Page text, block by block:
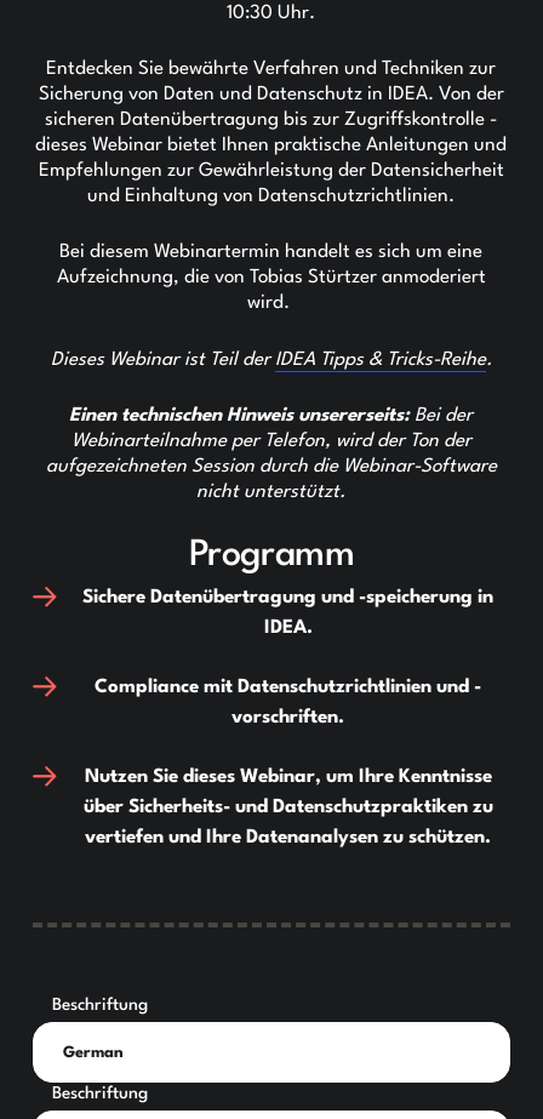
10:30 Uhr.
Entdecken Sie bewährte Verfahren und Techniken zur
Sicherung von Daten und Datenschutz in IDEA. Von der
sicheren Datenübertragung bis zur Zugriffskontrolle -
dieses Webinar bietet Ihnen praktische Anleitungen und
Empfehlungen zur Gewährleistung der Datensicherheit
und Einhaltung von Datenschutzrichtlinien.
Bei diesem Webinartermin handelt es sich um eine
Aufzeichnung, die von Tobias Stürtzer anmoderiert
wird.
Dieses Webinar ist Teil derIDEA Tipps & Tricks-Reihe.
Einen technischen Hinweis unsererseits: Bei der
Webinarteilnahme per Telefon, wird der Ton der
aufgezeichneten Session durch die Webinar-Software
nicht unterstützt.
Programm
Sichere Datenübertragung und -speicherung in
IDEA.
Compliance mit Datenschutzrichtlinien und -
vorschriften.
Nutzen Sie dieses Webinar, um Ihre Kenntnisse
über Sicherheits- und Datenschutzpraktiken zu
vertiefen und Ihre Datenanalysen zu schützen.
Beschriftung
Beschriftung